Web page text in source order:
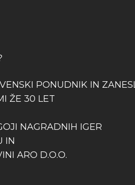
PONUDNIK IN
ŽE 30 LET
NAGRADNIH IGER
IN
ARO D.O.O.